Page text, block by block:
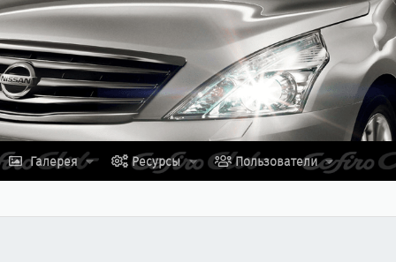
Галерея Ресурсы Пользователи